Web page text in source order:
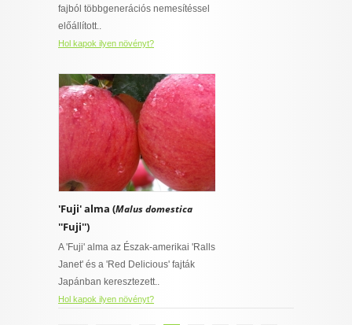
fajból többgenerációs nemesítéssel
előállított..
Hol kapok ilyen növényt?
'Fuji' alma (Malus domestica
''Fuji'')
A 'Fuji' alma az Észak-amerikai 'Ralls
Janet' és a 'Red Delicious' fajták
Japánban keresztezett..
Hol kapok ilyen növényt?